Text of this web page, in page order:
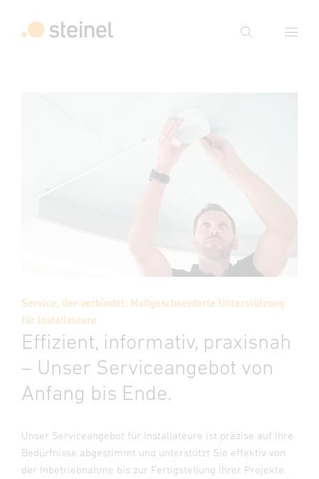
Suche
Service, der verbindet: Maßgeschneiderte Unterstützung
für Installateure
Effizient, informativ, praxisnah
– Unser Serviceangebot von
Anfang bis Ende.
Unser Serviceangebot für Installateure ist präzise auf Ihre
Bedürfnisse abgestimmt und unterstützt Sie effektiv von
der Inbetriebnahme bis zur Fertigstellung Ihrer Projekte.